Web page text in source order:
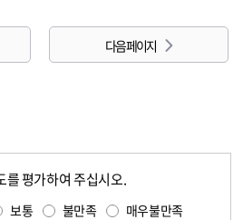
다음 페이지
를 평가하여 주십시오.
보통 불만족 매우불만족